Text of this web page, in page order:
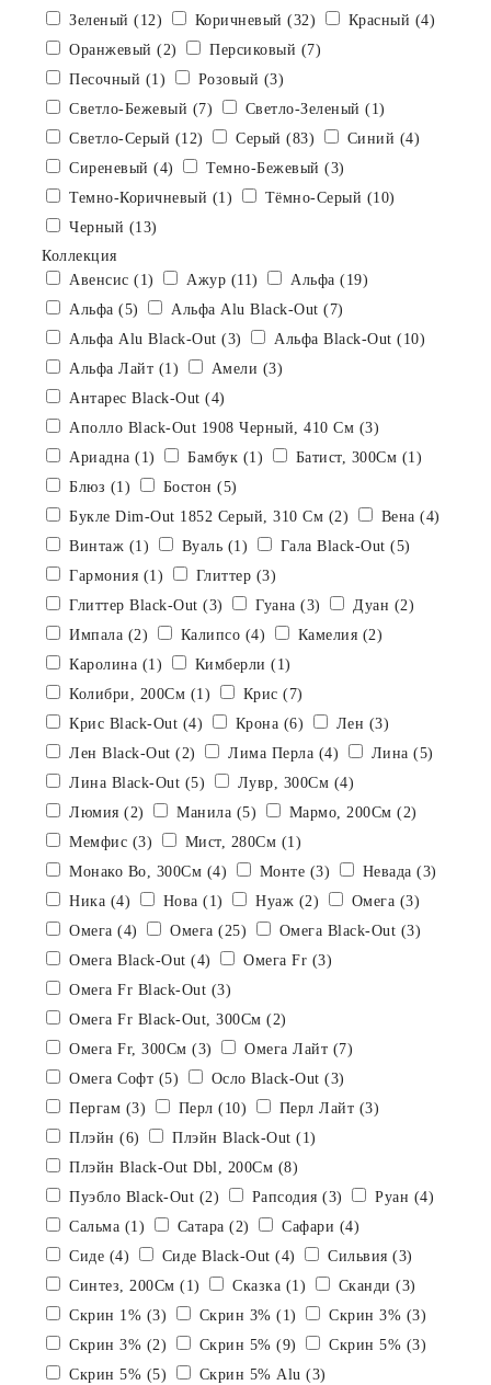
Зеленый (12)
Коричневый (32)
Красный (4)
Оранжевый (2)
Персиковый (7)
Песочный (1)
Розовый (3)
Светло-Бежевый (7)
Светло-Зеленый (1)
Светло-Серый (12)
Серый (83)
Синий (4)
Сиреневый (4)
Темно-Бежевый (3)
Темно-Коричневый (1)
Тёмно-Серый (10)
Черный (13)
Коллекция
Авенсис (1)
Ажур (11)
Альфа (19)
Альфа (5)
Альфа Alu Black-Out (7)
Альфа Alu Black-Out (3)
Альфа Black-Out (10)
Альфа Лайт (1)
Амели (3)
Антарес Black-Out (4)
Аполло Black-Out 1908 Черный, 410 См (3)
Ариадна (1)
Бамбук (1)
Батист, 300См (1)
Блюз (1)
Бостон (5)
Букле Dim-Out 1852 Серый, 310 См (2)
Вена (4)
Винтаж (1)
Вуаль (1)
Гала Black-Out (5)
Гармония (1)
Глиттер (3)
Глиттер Black-Out (3)
Гуана (3)
Дуан (2)
Импала (2)
Калипсо (4)
Камелия (2)
Каролина (1)
Кимберли (1)
Колибри, 200См (1)
Крис (7)
Крис Black-Out (4)
Крона (6)
Лен (3)
Лен Black-Out (2)
Лима Перла (4)
Лина (5)
Лина Black-Out (5)
Лувр, 300См (4)
Люмия (2)
Манила (5)
Мармо, 200См (2)
Мемфис (3)
Мист, 280См (1)
Монако Bo, 300См (4)
Монте (3)
Невада (3)
Ника (4)
Нова (1) Нуаж (2)
Омега (3)
Омега (4)
Омега (25)
Омега Black-Out (3)
Омега Black-Out (4)
Омега Fr (3)
Омега Fr Black-Out (3)
Омега Fr Black-Out, 300См (2)
Омега Fr, 300См (3)
Омега Лайт (7)
Омега Софт (5)
Осло Black-Out (3)
Пергам (3)
Перл (10)
Перл Лайт (3)
Плэйн (6)
Плэйн Black-Out (1)
Плэйн Black-Out Dbl, 200См (8)
Пуэбло Black-Out (2)
Рапсодия (3)
Руан (4)
Сальма (1)
Сатара (2)
Сафари (4)
Сиде (4)
Сиде Black-Out (4)
Сильвия (3)
Синтез, 200См (1)
Сказка (1)
Сканди (3)
Скрин 1% (3)
Скрин 3% (1)
Скрин 3% (3)
Скрин 3% (2)
Скрин 5% (9)
Скрин 5% (3)
Скрин 5% (5)
Скрин 5% Alu (3)